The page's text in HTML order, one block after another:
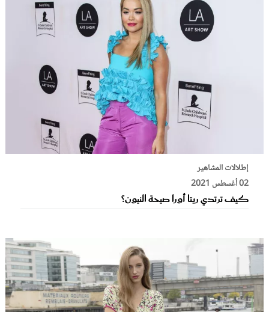
إطلالات المشاهير
02 أغسطس 2021
كيف ترتدي ريتا أورا صيحة النيون؟